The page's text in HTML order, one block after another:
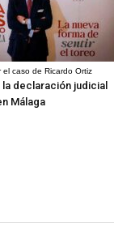
caso de Ricardo Ortiz
declaración judicial
Málaga